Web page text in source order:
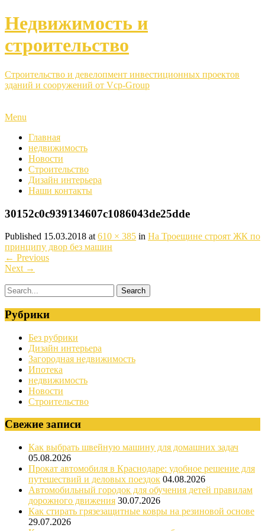
Недвижимость и
строительство
Строительство и девелопмент инвестиционных проектов
зданий и сооружений от Vcp-Group
Menu
Главная
недвижимость
Новости
Строительство
Дизайн интерьера
Наши контакты
30152c0c939134607c1086043de25dde
Published 15.03.2018 at 610 × 385 in На Троещине строят ЖК по
принципу двор без машин
← Previous
Next →
Рубрики
Без рубрики
Дизайн интерьера
Загородная недвижимость
Ипотека
недвижимость
Новости
Строительство
Свежие записи
Как выбрать швейную машину для домашних задач
05.08.2026
Прокат автомобиля в Краснодаре: удобное решение для
путешествий и деловых поездок 04.08.2026
Автомобильный городок для обучения детей правилам
дорожного движения 30.07.2026
Как стирать грязезащитные ковры на резиновой основе
29.07.2026